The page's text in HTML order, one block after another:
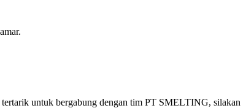
untuk bergabung dengan tim PT SMELTING, silakan